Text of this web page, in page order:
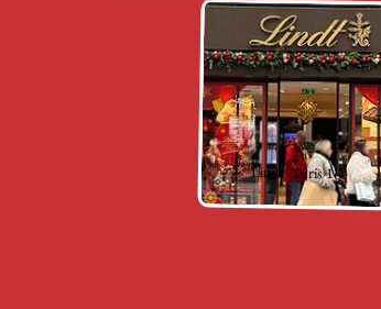
Lindt - Paris 16e